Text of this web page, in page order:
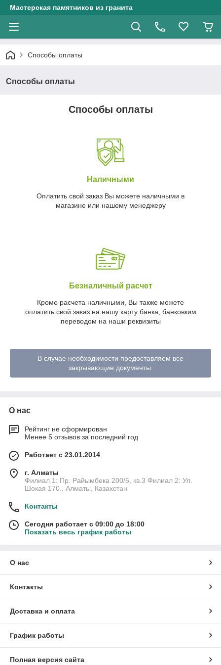
Мастерская памятников из гранита
Способы оплаты
Способы оплаты
Способы оплаты
Наличными
Оплатить свой заказ Вы можете наличными в
магазине или нашему менеджеру
Безналичный расчет
Кроме расчета наличными, Вы также можете
оплатить свой заказ на нашу карту банка, банковким
переводом на наши реквизиты
В случае необходимости предоставляем все
закрывающие документы.
О нас
Рейтинг не сформирован
Менее 5 отзывов за последний год
Работает с 23.01.2014
г. Алматы
Филиал 1: Пр. Райымбека 200/5, кв.3 Филиал 2: Ул.
Шокая 170., Алматы, Казахстан
Контакты
Сегодня работает с 09:00 до 18:00
Показать весь график работы
О нас
Контакты
Доставка и оплата
График работы
Полная версия сайта